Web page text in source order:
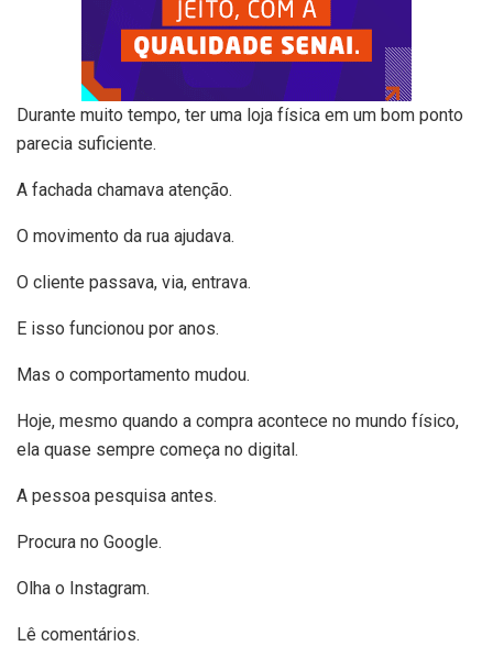
Durante muito tempo, ter uma loja física em um bom ponto
parecia suficiente.
A fachada chamava atenção.
O movimento da rua ajudava.
O cliente passava, via, entrava.
E isso funcionou por anos.
Mas o comportamento mudou.
Hoje, mesmo quando a compra acontece no mundo físico,
ela quase sempre começa no digital.
A pessoa pesquisa antes.
Procura no Google.
Olha o Instagram.
Lê comentários.